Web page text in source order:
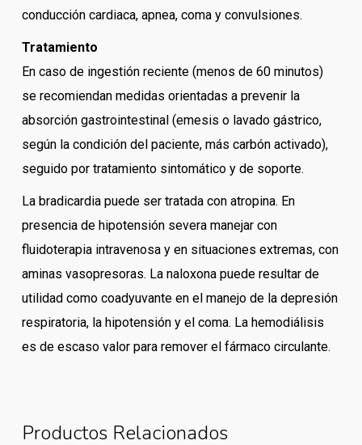
conducción cardiaca, apnea, coma y convulsiones.
Tratamiento
En caso de ingestión reciente (menos de 60 minutos)
se recomiendan medidas orientadas a prevenir la
absorción gastrointestinal (emesis o lavado gástrico,
según la condición del paciente, más carbón activado),
seguido por tratamiento sintomático y de soporte.
La bradicardia puede ser tratada con atropina. En
presencia de hipotensión severa manejar con
fluidoterapia intravenosa y en situaciones extremas, con
aminas vasopresoras. La naloxona puede resultar de
utilidad como coadyuvante en el manejo de la depresión
respiratoria, la hipotensión y el coma. La hemodiálisis
es de escaso valor para remover el fármaco circulante.
Productos Relacionados